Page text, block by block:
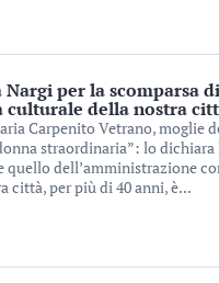
per la scomparsa
culturale della nostra
Carpenito Vetrano, moglie
straordinaria”: lo
quello dell’amministrazione
città, per più di 40 anni, è...